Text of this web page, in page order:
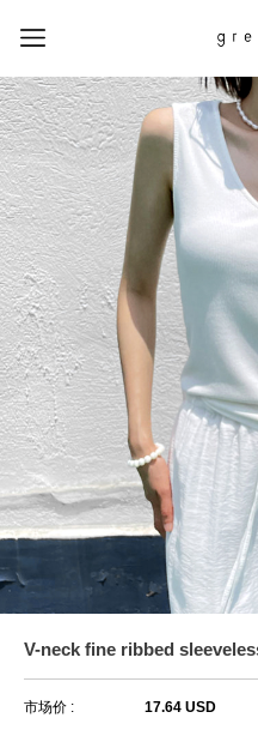
热
#신상5%할인
#MD추천 #당일
V-neck fine ribbed
市场价 : 17.64 USD